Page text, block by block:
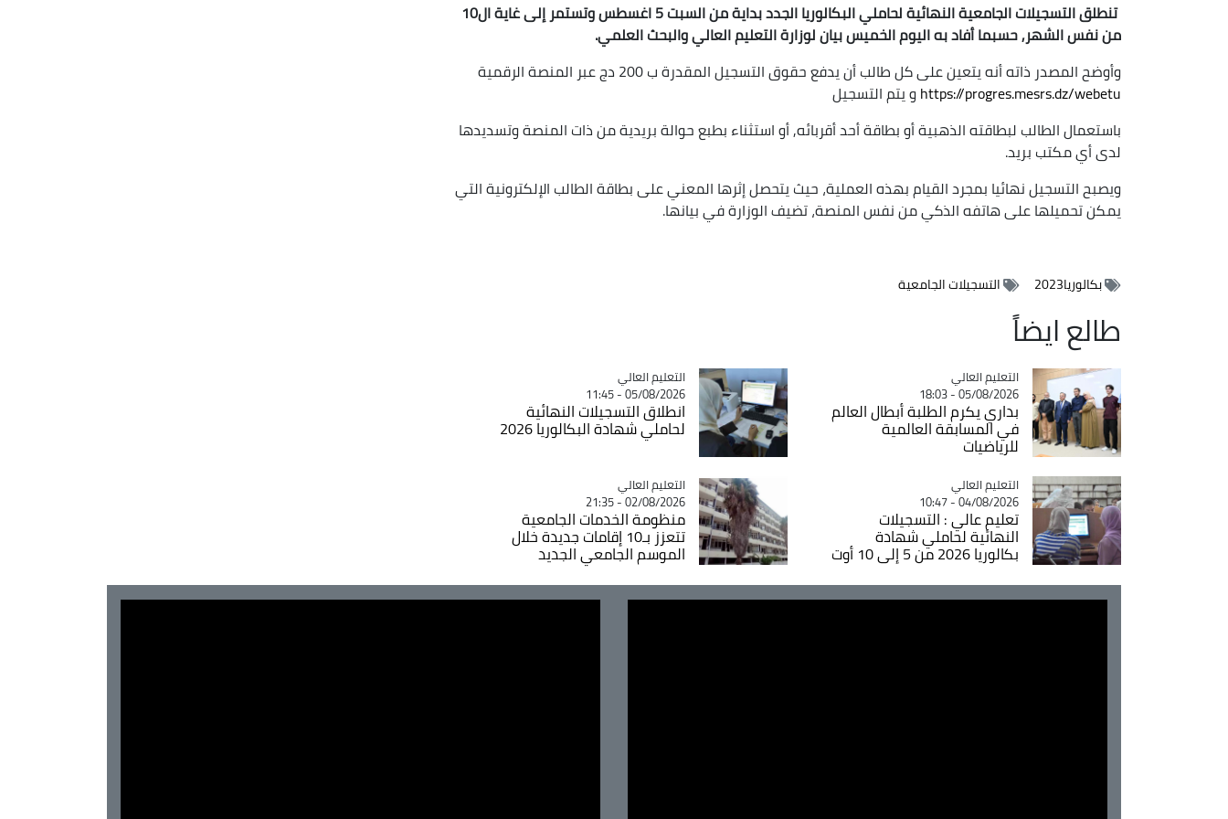
تنطلق التسجيلات الجامعية النهائية لحاملي البكالوريا الجدد بداية من السبت 5 اغسطس وتستمر إلى غاية ال10
من نفس الشهر, حسبما أفاد به اليوم الخميس بيان لوزارة التعليم العالي والبحث العلمي.
وأوضح المصدر ذاته أنه يتعين على كل طالب أن يدفع حقوق التسجيل المقدرة ب 200 دج عبر المنصة الرقمية
https://progres.mesrs.dz/webetuو يتم التسجيل
باستعمال الطالب لبطاقته الذهبية أو بطاقة أحد أقربائه, أو استثناء بطبع حوالة بريدية من ذات المنصة وتسديدها
لدى أي مكتب بريد.
ويصبح التسجيل نهائيا بمجرد القيام بهذه العملية، حيث يتحصل إثرها المعني على بطاقة الطالب الإلكترونية التي
يمكن تحميلها على هاتفه الذكي من نفس المنصة، تضيف الوزارة في بيانها.
بكالوريا2023 التسجيلات الجامعية
طالع ايضاً
Catégorie
التعليم العالي
05/08/2026 - 18:03
بداري يكرم الطلبة أبطال العالم
في المسابقة العالمية
للرياضيات
Catégorie
التعليم العالي
05/08/2026 - 11:45
انطلاق التسجيلات النهائية
لحاملي شهادة البكالوريا 2026
Catégorie
التعليم العالي
04/08/2026 - 10:47
تعليم عالي : التسجيلات
النهائية لحاملي شهادة
بكالوريا 2026 من 5 إلى 10 أوت
Catégorie
التعليم العالي
02/08/2026 - 21:35
منظومة الخدمات الجامعية
تتعزز بـ10 إقامات جديدة خلال
الموسم الجامعي الجديد